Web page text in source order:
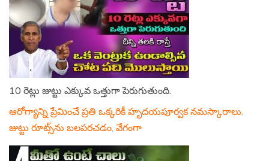
10 రెట్లు జుట్టు ఎక్కువ ఒత్తుగా పెరుగుతుంది.
ఆరోగ్యాన్ని ప్రేమించే ప్రతి ఒక్కరికీ హృదయపూర్వక నమస్కారాలు.
జుట్టు రూట్స్‌ను బలపరచడం, వేగంగా